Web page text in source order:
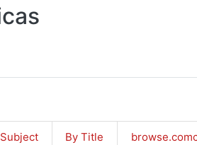
By Title